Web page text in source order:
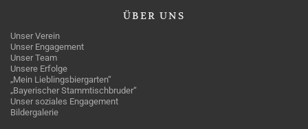
ÜBER UNS
Unser Verein
Unser Engagement
Unser Team
Unsere Erfolge
„Mein Lieblingsbiergarten“
„Bayerischer Stammtischbruder“
Unser soziales Engagement
Bildergalerie